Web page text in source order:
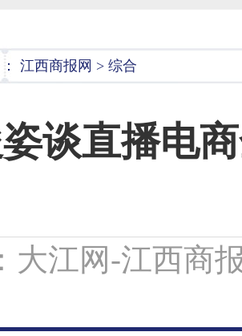
江西商报网 > 综合
谈直播电
大江网-江西